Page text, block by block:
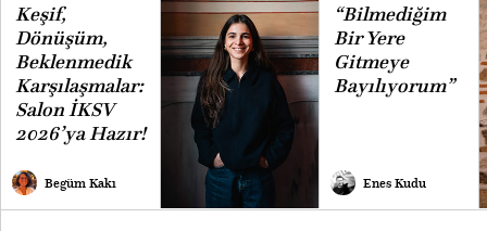
Keşif,
Dönüşüm,
Beklenmedik
Karşılaşmalar:
Salon İKSV
2026’ya Hazır!
Begüm Kakı
“Bilmediğim
Bir Yere
Gitmeye
Bayılıyorum”
Enes Kudu